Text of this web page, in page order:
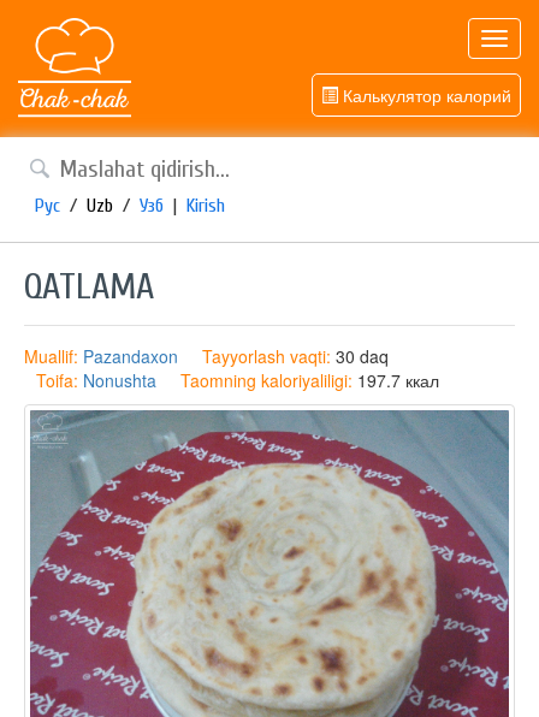
Калькулятор калорий
Рус / Uzb / Узб | Kirish
QATLAMA
Muallif: Pazandaxon Tayyorlash vaqti: 30 daq
Toifa: Nonushta Taomning kaloriyaliligi: 197.7 ккал